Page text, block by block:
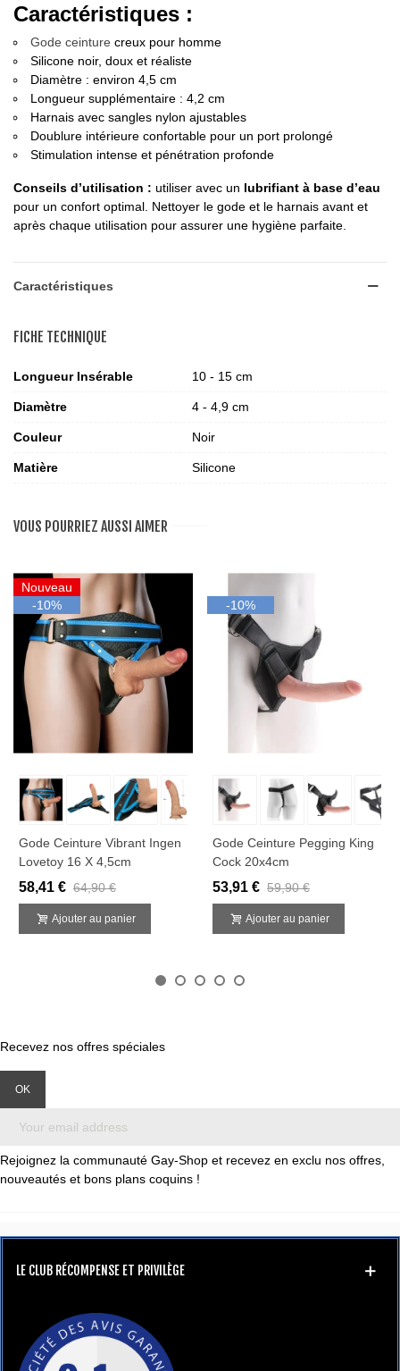
Caractéristiques :
Gode ceinture creux pour homme
Silicone noir, doux et réaliste
Diamètre : environ 4,5 cm
Longueur supplémentaire : 4,2 cm
Harnais avec sangles nylon ajustables
Doublure intérieure confortable pour un port prolongé
Stimulation intense et pénétration profonde
Conseils d’utilisation : utiliser avec un lubrifiant à base d’eau
pour un confort optimal. Nettoyer le gode et le harnais avant et
après chaque utilisation pour assurer une hygiène parfaite.
Caractéristiques
FICHE TECHNIQUE
Longueur Insérable 10 - 15 cm
Diamètre 4 - 4,9 cm
Couleur Noir
Matière Silicone
VOUS POURRIEZ AUSSI AIMER
Nouveau
-10%
Gode Ceinture Vibrant Ingen
Lovetoy 16 X 4,5cm
58,41 € 64,90 €
Ajouter au panier
-10%
Gode Ceinture Pegging King
Cock 20x4cm
53,91 € 59,90 €
Ajouter au panier
Recevez nos offres spéciales
Rejoignez la communauté Gay-Shop et recevez en exclu nos offres,
nouveautés et bons plans coquins !
LE CLUB RÉCOMPENSE ET PRIVILÈGE